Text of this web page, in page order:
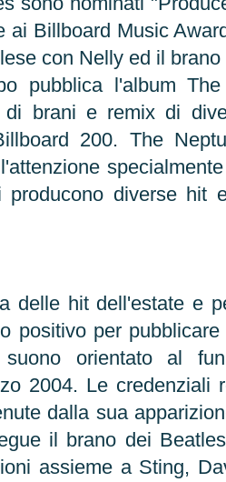
ai Billboard Music
con Nelly ed il
pubblica l'album The
di brani e remix di
200. The
producono diverse hit
delle hit dell'estate e
positivo per
orientato al
2004. Le credenziali
dalla sua
il brano dei
assieme a Sting,